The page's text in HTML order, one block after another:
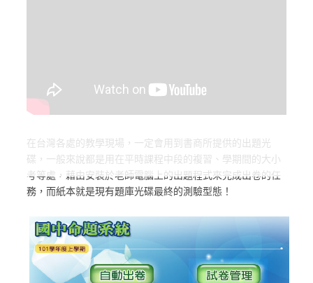
在台灣各處的教學現場，一定會用到書商所提供的出題光
碟，一般來說都是用在平時課程中段的複習、學期間的大小
考等處，藉由安裝於老師電腦上的出題程式來完成出卷的任
務，而紙本就是現有題庫光碟最終的測驗型態！